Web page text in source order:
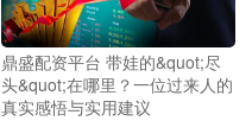
鼎盛配资平台 带娃的&quot;尽
头&quot;在哪里？一位过来人的
真实感悟与实用建议